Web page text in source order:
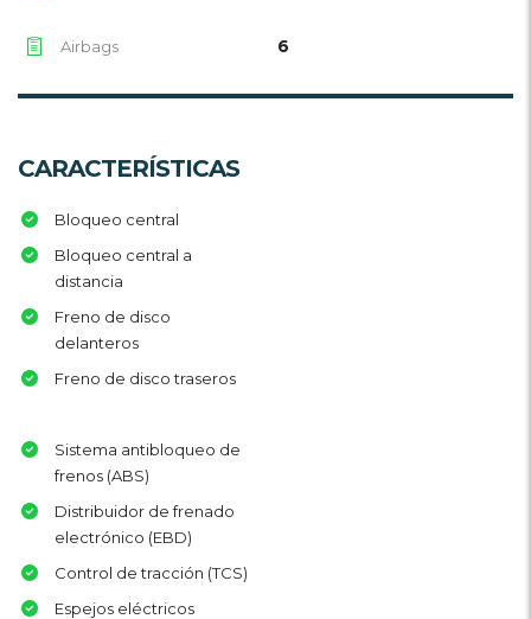
Airbags 6
CARACTERÍSTICAS
Bloqueo central
Bloqueo central a
distancia
Freno de disco
delanteros
Freno de disco traseros
Sistema antibloqueo de
frenos (ABS)
Distribuidor de frenado
electrónico (EBD)
Control de tracción (TCS)
Espejos eléctricos